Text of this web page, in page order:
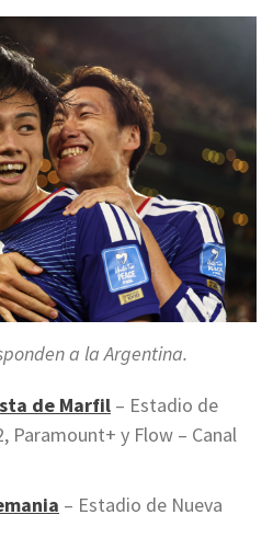
a la Argentina.
de Marfil – Estadio de
Paramount+ y Flow – Canal
– Estadio de Nueva